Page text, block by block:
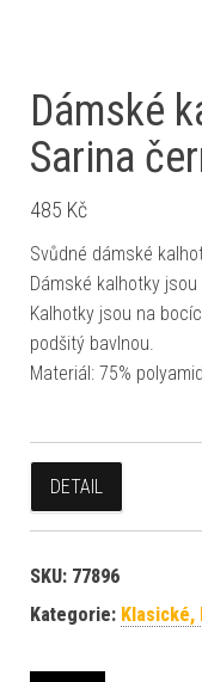
Dámské
Sarina
485 Kč
Svůdné dámské
Dámské kalhotky
Kalhotky jsou na
podšitý bavlnou.
Materiál: 75%
DETAIL
SKU: 77896
Kategorie: Klasické,